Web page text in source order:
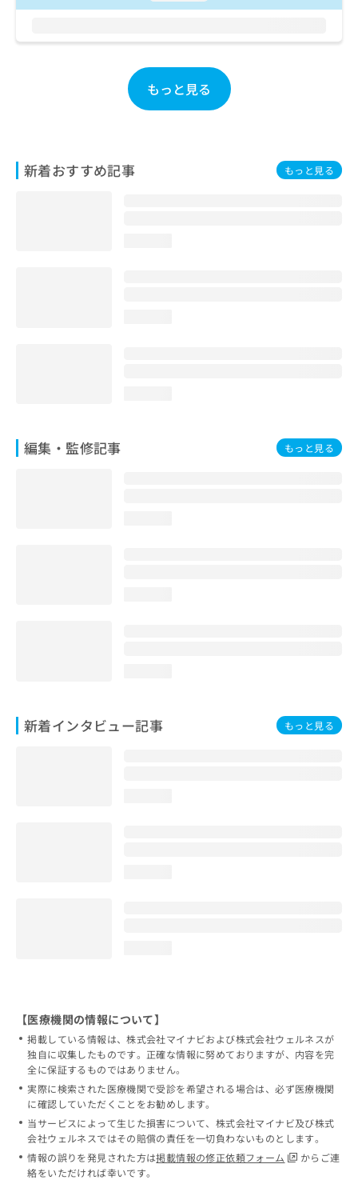
もっと見る
新着おすすめ記事 もっと見る
編集・監修記事 もっと見る
新着インタビュー記事 もっと見る
お
い
【医療機関の情報について】
掲載している情報は、株式会社マイナビおよび株式会社ウェルネスが
独自に収集したものです。正確な情報に努めておりますが、内容を完
全に保証するものではありません。
実際に検索された医療機関で受診を希望される場合は、必ず医療機関
に確認していただくことをお勧めします。
当サービスによって生じた損害について、株式会社マイナビ及び株式
会社ウェルネスではその賠償の責任を一切負わないものとします。
情報の誤りを発見された方は掲載情報の修正依頼フォーム
からご連
絡をいただければ幸いです。